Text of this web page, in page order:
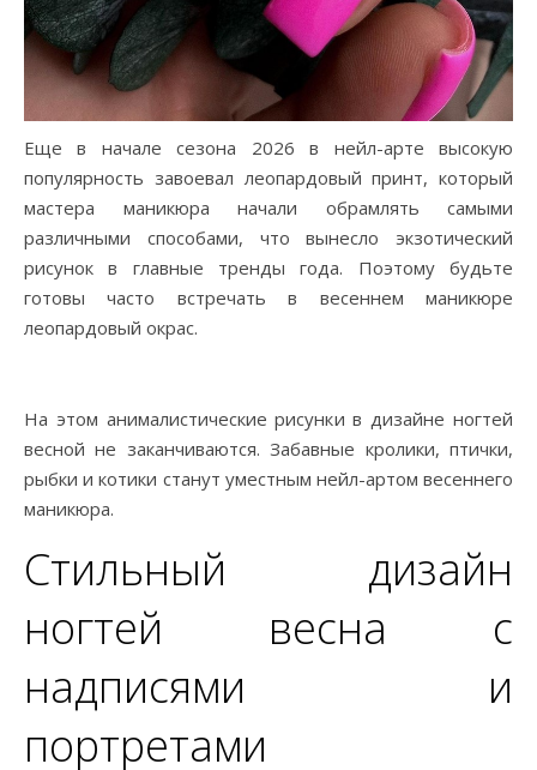
Еще в начале сезона 2026 в нейл-арте высокую
популярность завоевал леопардовый принт, который
мастера маникюра начали обрамлять самыми
различными способами, что вынесло экзотический
рисунок в главные тренды года. Поэтому будьте
готовы часто встречать в весеннем маникюре
леопардовый окрас.
На этом анималистические рисунки в дизайне ногтей
весной не заканчиваются. Забавные кролики, птички,
рыбки и котики станут уместным нейл-артом весеннего
маникюра.
Стильный дизайн
ногтей весна с
надписями и
портретами